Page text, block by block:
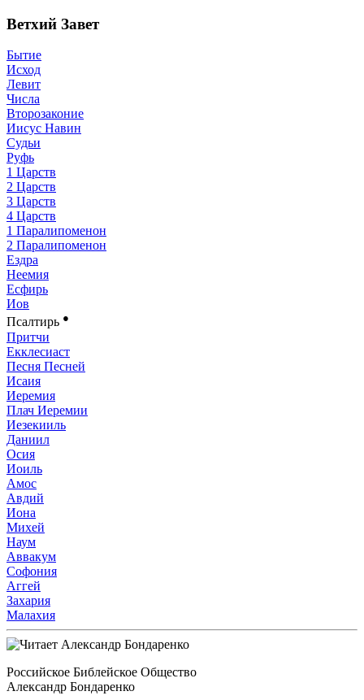
Ветхий Завет
Бытие
Исход
Левит
Числа
Второзаконие
Иисус Навин
Судьи
Руфь
1 Царств
2 Царств
3 Царств
4 Царств
1 Паралипоменон
2 Паралипоменон
Ездра
Неемия
Есфирь
Иов
Псалтирь ●
Притчи
Екклесиаст
Песня Песней
Исаия
Иеремия
Плач Иеремии
Иезекииль
Даниил
Осия
Иоиль
Амос
Авдий
Иона
Михей
Наум
Аввакум
Софония
Аггей
Захария
Малахия
Российское Библейское Общество
Александр Бондаренко